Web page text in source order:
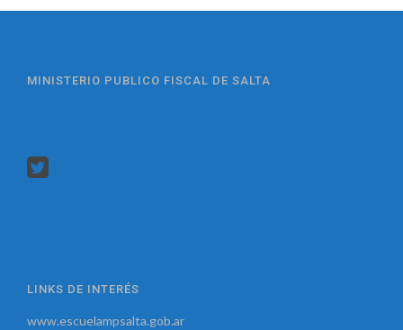
MINISTERIO PUBLICO FISCAL DE SALTA
LINKS DE INTERÉS
www.escuelampsalta.gob.ar